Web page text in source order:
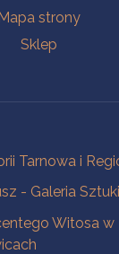
strony
Sklep
Tarnowa i
- Galeria
Witosa w